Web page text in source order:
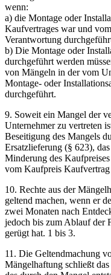
wenn:
a) die Montage oder
Kaufvertrages war und
Verantwortung
b) Die Montage oder
durchgeführt werden
von Mängeln in der vom
Montage- oder
durchgeführt.
9. Soweit ein Mangel der
Unternehmer zu vertreten
Beseitigung des Mangels
Ersatzlieferung (§ 623),
Minderung des
vom Kaufpreis
10. Rechte aus der
geltend machen, wenn er
zwei Monaten nach
jedoch bis zum Ablauf der
gerügt hat. 1 bis 3.
11. Die Geltendmachung
Mängelhaftung schließt